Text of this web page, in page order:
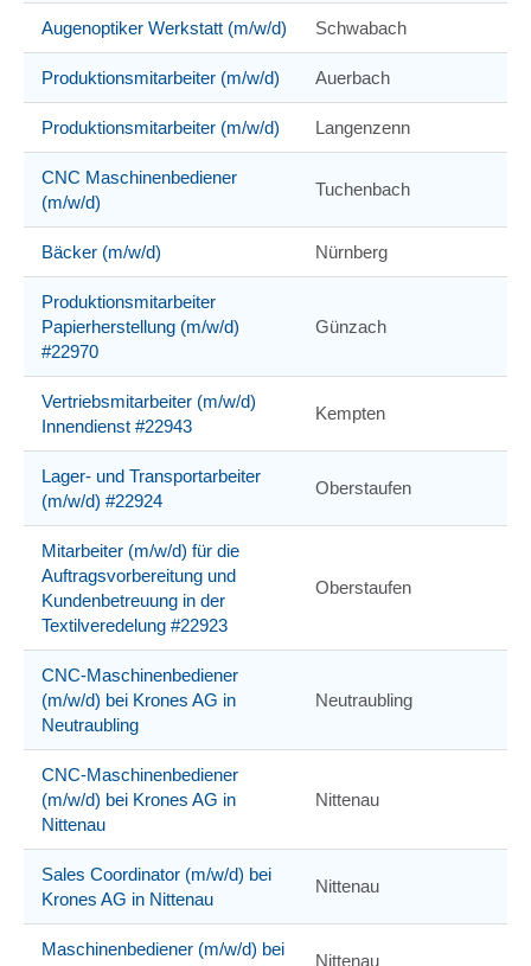
Augenoptiker Werkstatt (m/w/d) Schwabach
Produktionsmitarbeiter (m/w/d) Auerbach
Produktionsmitarbeiter (m/w/d) Langenzenn
CNC Maschinenbediener
(m/w/d)
Tuchenbach
Bäcker (m/w/d) Nürnberg
Produktionsmitarbeiter
Papierherstellung (m/w/d)
#22970
Günzach
Vertriebsmitarbeiter (m/w/d)
Innendienst #22943
Kempten
Lager- und Transportarbeiter
(m/w/d) #22924
Oberstaufen
Mitarbeiter (m/w/d) für die
Auftragsvorbereitung und
Kundenbetreuung in der
Textilveredelung #22923
Oberstaufen
CNC-Maschinenbediener
(m/w/d) bei Krones AG in
Neutraubling
Neutraubling
CNC-Maschinenbediener
(m/w/d) bei Krones AG in
Nittenau
Nittenau
Sales Coordinator (m/w/d) bei
Krones AG in Nittenau
Nittenau
Maschinenbediener (m/w/d) bei
Nittenau